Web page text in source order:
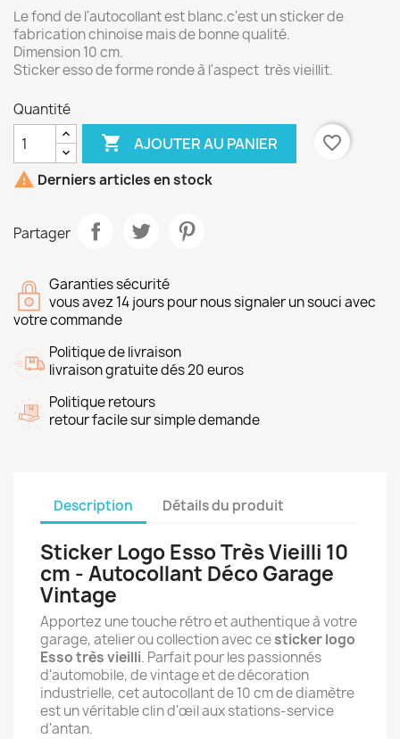
Le fond de l'autocollant est blanc.c'est un sticker de
fabrication chinoise mais de bonne qualité.
Dimension 10 cm.
Sticker esso de forme ronde à l'aspect très vieillit.
Quantité
 AJOUTER AU PANIER
favorite_border
 Derniers articles en stock
Partager
Garanties sécurité
vous avez 14 jours pour nous signaler un souci avec
votre commande
Politique de livraison
livraison gratuite dés 20 euros
Politique retours
retour facile sur simple demande
Description Détails du produit
Sticker Logo Esso Très Vieilli 10
cm - Autocollant Déco Garage
Vintage
Apportez une touche rétro et authentique à votre
garage, atelier ou collection avec cesticker logo
Esso très vieilli. Parfait pour les passionnés
d'automobile, de vintage et de décoration
industrielle, cet autocollant de 10 cm de diamètre
est un véritable clin d'œil aux stations-service
d'antan.